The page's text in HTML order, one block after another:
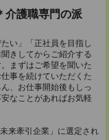
介護職専門の派
い」「正社員を目指し
きしてからご紹介する
まずはご希望を聞いた
事を続けていただくた
、お仕事開始後もしっ
なことがあればお気軽
来牽引企業」に選定され